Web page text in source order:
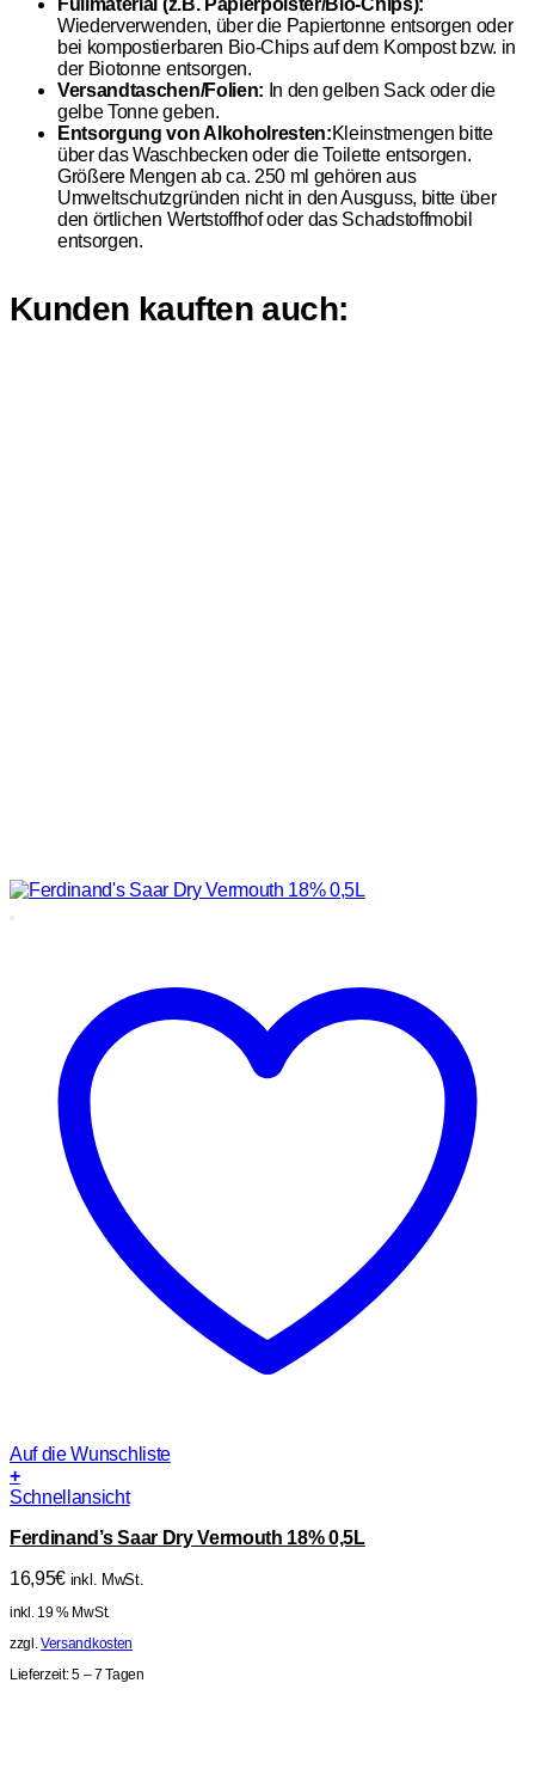
Füllmaterial (z.B. Papierpolster/Bio-Chips):
Wiederverwenden, über die Papiertonne entsorgen oder
bei kompostierbaren Bio-Chips auf dem Kompost bzw. in
der Biotonne entsorgen.
Versandtaschen/Folien: In den gelben Sack oder die
gelbe Tonne geben.
Entsorgung von Alkoholresten:Kleinstmengen bitte
über das Waschbecken oder die Toilette entsorgen.
Größere Mengen ab ca. 250 ml gehören aus
Umweltschutzgründen nicht in den Ausguss, bitte über
den örtlichen Wertstoffhof oder das Schadstoffmobil
entsorgen.
Kunden kauften auch:
Auf die Wunschliste
+
Schnellansicht
Ferdinand’s Saar Dry Vermouth 18% 0,5L
16,95€ inkl. MwSt.
inkl. 19 % MwSt.
zzgl.Versandkosten
Lieferzeit:5 – 7 Tagen